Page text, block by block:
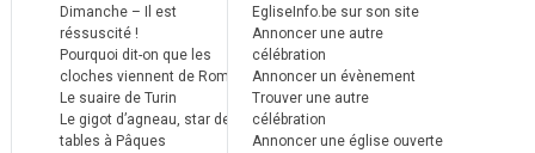
Dimanche – Il est
réssuscité !
Pourquoi dit-on que les
cloches viennent de Rome ?
Le suaire de Turin
Le gigot d’agneau, star des
tables à Pâques
EgliseInfo.be sur son site
Annoncer une autre
célébration
Annoncer un évènement
Trouver une autre
célébration
Annoncer une église ouverte